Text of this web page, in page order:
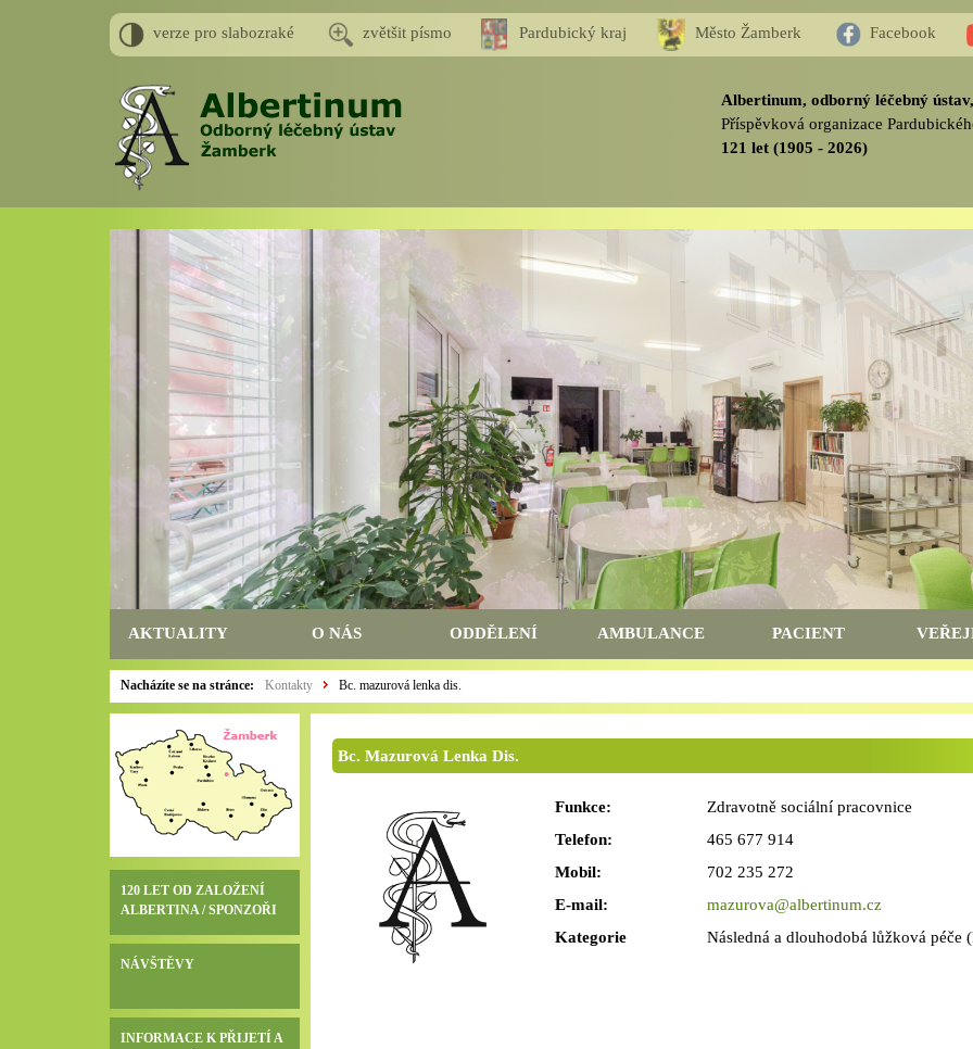
verze pro slabozraké zvětšit písmo Pardubický kraj Město Žamberk Facebook
Albertinum, odborný léčebný
Příspěvková organizace
121 let (1905 - 2026)
AKTUALITY O NÁS ODDĚLENÍ AMBULANCE PACIENT
Nacházíte se na stránce: Kontakty Bc. mazurová lenka dis.
120 LET OD ZALOŽENÍ
ALBERTINA / SPONZOŘI
NÁVŠTĚVY
INFORMACE K PŘIJETÍ A
Bc. Mazurová Lenka Dis.
Funkce:
Zdravotně sociální pracovnice
Telefon:
465 677 914
Mobil:
702 235 272
E-mail:
mazurova@albertinum.cz
Kategorie
Následná a dlouhodobá lůžková péče